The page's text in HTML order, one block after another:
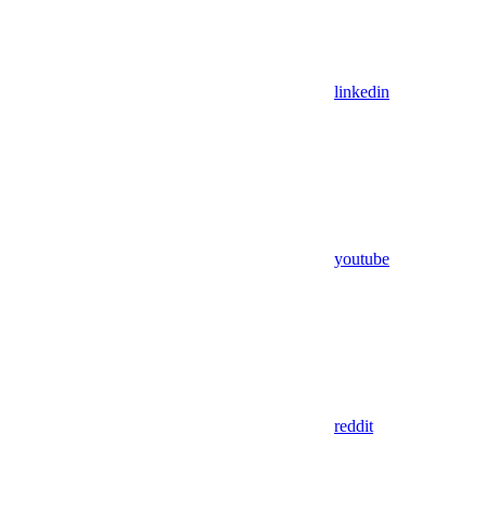
linkedin
youtube
reddit